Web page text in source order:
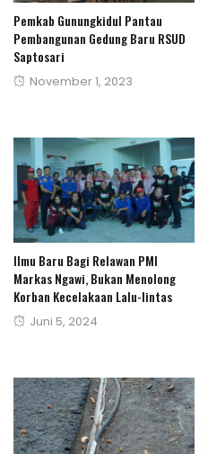
Pemkab Gunungkidul Pantau
Pembangunan Gedung Baru RSUD
Saptosari
Posted
November 1, 2023
Ilmu Baru Bagi Relawan PMI
Markas Ngawi, Bukan Menolong
Korban Kecelakaan Lalu-lintas
Posted
Juni 5, 2024